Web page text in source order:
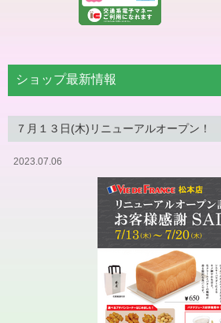
ショップ最新情報
７月１３日(木)リニューアルオープン！
2023.07.06